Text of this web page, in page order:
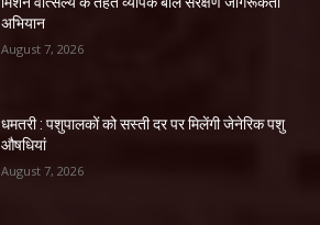
अभियान
August 7, 2026
धमतरी : पशुपालकों को सस्ती दर पर मिलेंगी जेनेरिक पशु
औषधियां
August 7, 2026